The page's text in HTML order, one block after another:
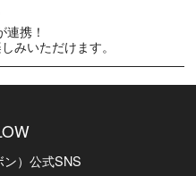
携！
みいただけます。
）公式SNS